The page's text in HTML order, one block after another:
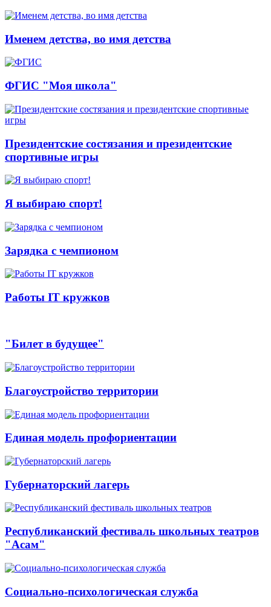
Именем детства, во имя детства
ФГИС "Моя школа"
Президентские состязания и президентские
спортивные игры
Я выбираю спорт!
Зарядка с чемпионом
Работы IT кружков
"Билет в будущее"
Благоустройство территории
Единая модель профориентации
Губернаторский лагерь
Республиканский фестиваль школьных театров
"Асам"
Социально-психологическая служба